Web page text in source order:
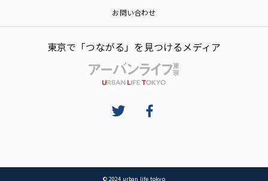
お問い合わせ
東京で「つながる」を見つけるメディア
© 2024 urban life tokyo